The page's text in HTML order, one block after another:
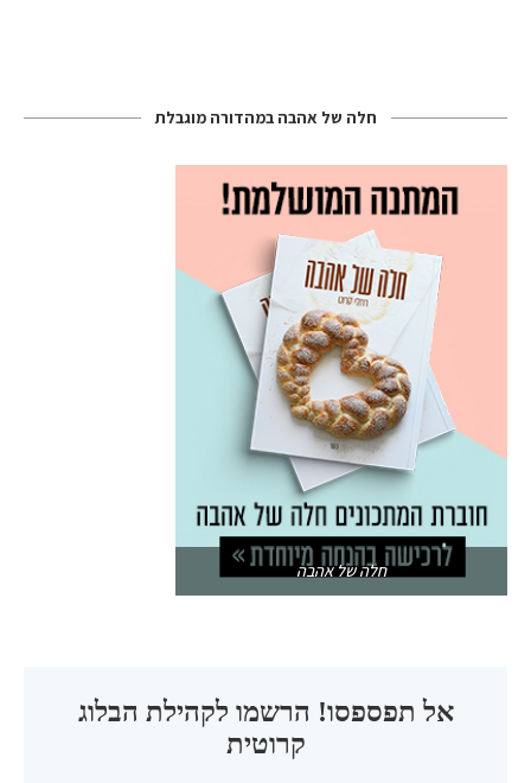
חלה של אהבה במהדורה מוגבלת
חלה של אהבה